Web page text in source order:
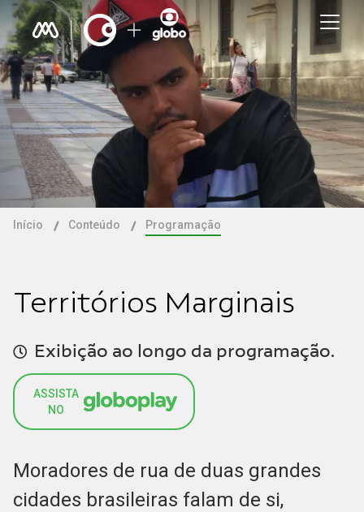
Início Conteúdo Programação
Territórios Marginais
Exibição ao longo da programação.
ASSISTA
NO
Moradores de rua de duas grandes
cidades brasileiras falam de si,